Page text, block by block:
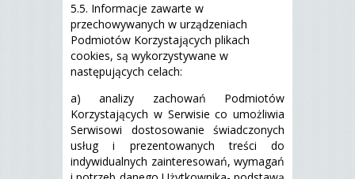
5.5. Informacje zawarte w
przechowywanych w urządzeniach
Podmiotów Korzystających plikach
cookies, są wykorzystywane w
następujących celach:
a) analizy zachowań Podmiotów
Korzystających w Serwisie co umożliwia
Serwisowi dostosowanie świadczonych
usług i prezentowanych treści do
indywidualnych zainteresowań, wymagań